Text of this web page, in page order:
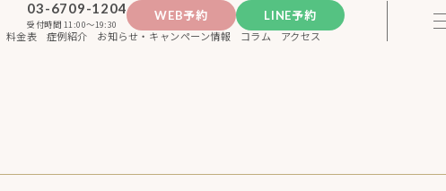
03-6709-1204
受付時間 11:00〜19:30
WEB予約
LINE予約
料金表 症例紹介 お知らせ・キャンペーン情報 コラム アクセス